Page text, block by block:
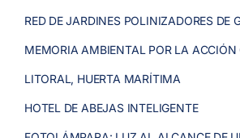
RED DE JARDINES POLINIZADORES DE
MEMORIA AMBIENTAL POR LA
LITORAL, HUERTA MARÍTIMA
HOTEL DE ABEJAS INTELIGENTE